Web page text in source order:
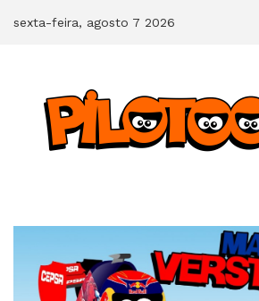
sexta-feira, agosto 7 2026